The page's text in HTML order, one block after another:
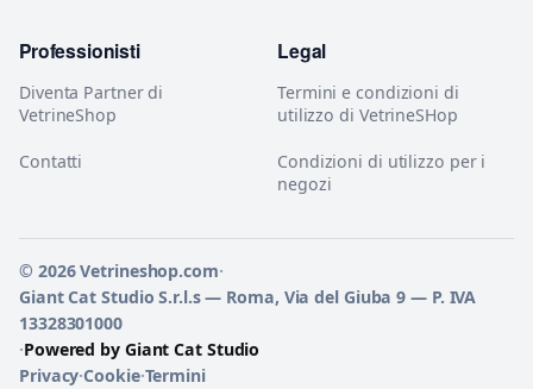
Professionisti
Diventa Partner di
VetrineShop
Contatti
Legal
Termini e condizioni di
utilizzo di VetrineSHop
Condizioni di utilizzo per i
negozi
© 2026 Vetrineshop.com·
Giant Cat Studio S.r.l.s — Roma, Via del Giuba 9 — P. IVA
13328301000
·Powered by Giant Cat Studio
Privacy·Cookie·Termini